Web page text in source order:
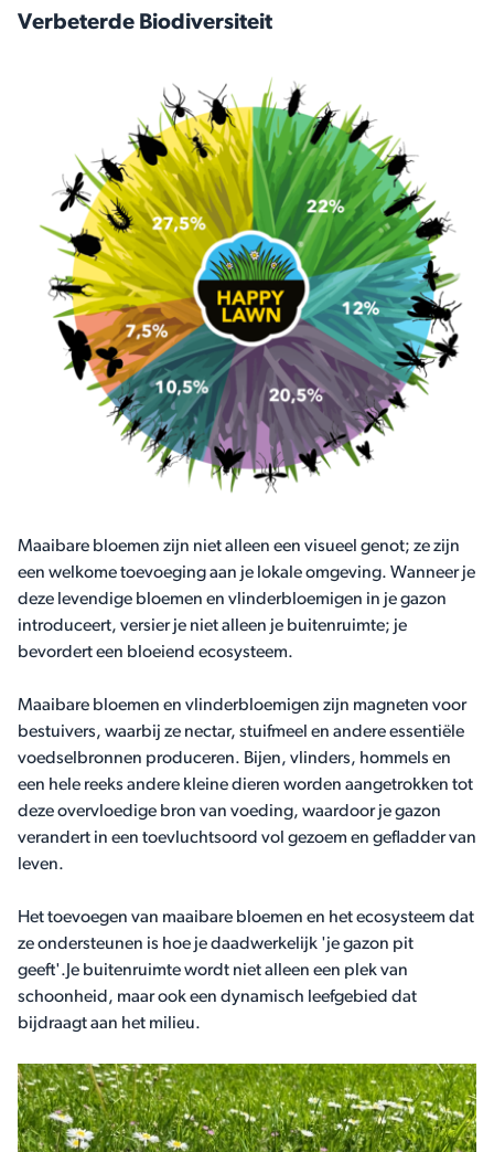
Verbeterde Biodiversiteit
Maaibare bloemen zijn niet alleen een visueel genot; ze zijn
een welkome toevoeging aan je lokale omgeving. Wanneer je
deze levendige bloemen en vlinderbloemigen in je gazon
introduceert, versier je niet alleen je buitenruimte; je
bevordert een bloeiend ecosysteem.
Maaibare bloemen en vlinderbloemigen zijn magneten voor
bestuivers, waarbij ze nectar, stuifmeel en andere essentiële
voedselbronnen produceren. Bijen, vlinders, hommels en
een hele reeks andere kleine dieren worden aangetrokken tot
deze overvloedige bron van voeding, waardoor je gazon
verandert in een toevluchtsoord vol gezoem en gefladder van
leven.
Het toevoegen van maaibare bloemen en het ecosysteem dat
ze ondersteunen is hoe je daadwerkelijk 'je gazon pit
geeft'.Je buitenruimte wordt niet alleen een plek van
schoonheid, maar ook een dynamisch leefgebied dat
bijdraagt aan het milieu.